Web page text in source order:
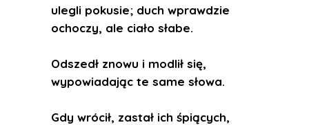
ulegli pokusie; duch wprawdzie
ochoczy, ale ciało słabe.
Odszedł znowu i modlił się,
wypowiadając te same słowa.
Gdy wrócił, zastał ich śpiących,